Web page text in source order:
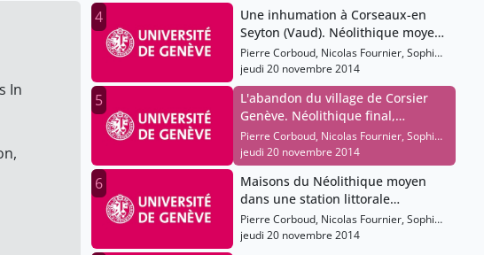
In
4
Une inhumation à Corseaux-en
Seyton (Vaud). Néolithique moyen,
vers 4000-3200 av. J.-C.
Pierre Corboud, Nicolas Fournier, Sophie
Gardaz
jeudi 20 novembre 2014
5
L'abandon du village de Corsier
Genève. Néolithique final,
vers3000-2800 av. J.-C.
Pierre Corboud, Nicolas Fournier, Sophie
Gardaz
jeudi 20 novembre 2014
6
Maisons du Néolithique moyen
dans une station littorale
lémanique. Entre 4000 et 3000 av.
J.-C.
Pierre Corboud, Nicolas Fournier, Sophie
Gardaz
jeudi 20 novembre 2014